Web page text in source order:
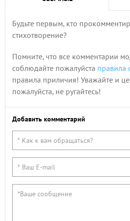
Будьте первым, кто
стихотворение?
Помните, что все комментарии
соблюдайте пожалуйста правила
правила приличия! Уважайте и
пожалуйста, не ругайтесь!
Добавить комментарий